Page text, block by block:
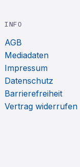
INFO
AGB
Mediadaten
Impressum
Datenschutz
Barrierefreiheit
Vertrag widerrufen